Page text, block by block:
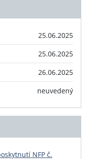
25.06.2025
25.06.2025
26.06.2025
neuvedený
NFP č.